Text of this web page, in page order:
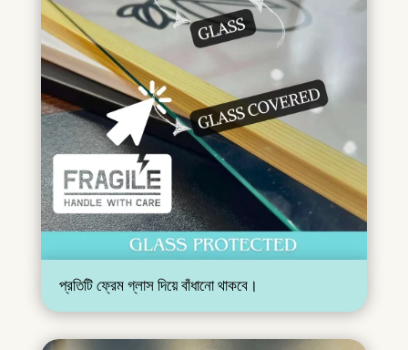
প্রতিটি ফ্রেম গ্লাস দিয়ে বাঁধানো থাকবে।